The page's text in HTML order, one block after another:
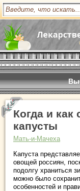
Когда и как
капусты
Мать-и-Мачеха
Капуста
овощей россиян,
подолгу храниться
можно было
особенностей и